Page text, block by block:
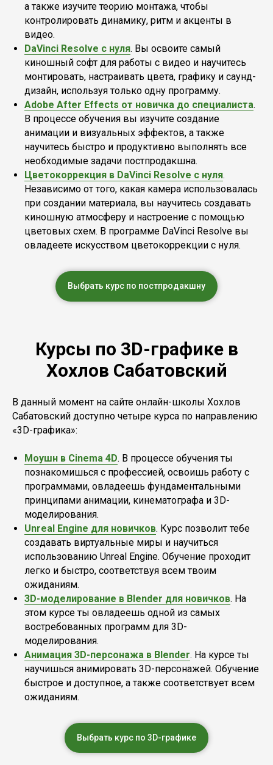
а также изучите теорию монтажа, чтобы
контролировать динамику, ритм и акценты в
видео.
DaVinci Resolve с нуля. Вы освоите самый
киношный софт для работы с видео и научитесь
монтировать, настраивать цвета, графику и саунд-
дизайн, используя только одну программу.
Adobe After Effects от новичка до специалиста.
В процессе обучения вы изучите создание
анимации и визуальных эффектов, а также
научитесь быстро и продуктивно выполнять все
необходимые задачи постпродакшна.
Цветокоррекция в DaVinci Resolve с нуля.
Независимо от того, какая камера использовалась
при создании материала, вы научитесь создавать
киношную атмосферу и настроение с помощью
цветовых схем. В программе DaVinci Resolve вы
овладеете искусством цветокоррекции с нуля.
Выбрать курс по постпродакшну
Курсы по 3D-графике в
Хохлов Сабатовский
В данный момент на сайте онлайн-школы Хохлов
Сабатовский доступно четыре курса по направлению
«3D-графика»:
Моушн в Cinema 4D. В процессе обучения ты
познакомишься с профессией, освоишь работу с
программами, овладеешь фундаментальными
принципами анимации, кинематографа и 3D-
моделирования.
Unreal Engine для новичков. Курс позволит тебе
создавать виртуальные миры и научиться
использованию Unreal Engine. Обучение проходит
легко и быстро, соответствуя всем твоим
ожиданиям.
3D-моделирование в Blender для новичков. На
этом курсе ты овладеешь одной из самых
востребованных программ для 3D-
моделирования.
Анимация 3D-персонажа в Blender. На курсе ты
научишься анимировать 3D-персонажей. Обучение
быстрое и доступное, а также соответствует всем
ожиданиям.
Выбрать курс по 3D-графике